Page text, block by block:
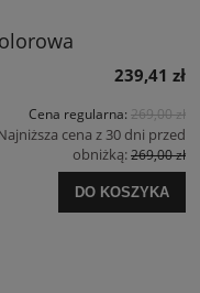
239,41 zł
Cena regularna: 269,00 zł
cena z 30 dni przed
obniżką:269,00 zł
DO KOSZYKA